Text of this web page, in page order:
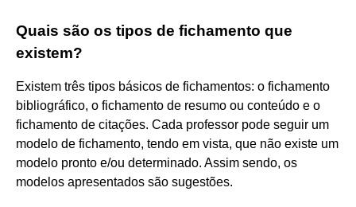
Quais são os tipos de fichamento que
existem?
Existem três tipos básicos de fichamentos: o fichamento
bibliográfico, o fichamento de resumo ou conteúdo e o
fichamento de citações. Cada professor pode seguir um
modelo de fichamento, tendo em vista, que não existe um
modelo pronto e/ou determinado. Assim sendo, os
modelos apresentados são sugestões.